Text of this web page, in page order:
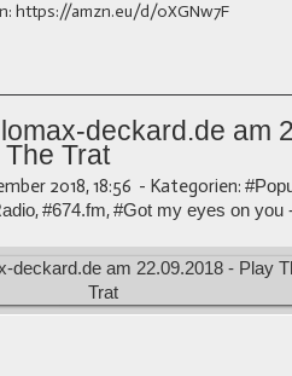
https://amzn.eu/d/0XGNw7F
deckard.de am
Trat
2018, 18:56 - Kategorien:
,#674.fm,#Got my eyes on you